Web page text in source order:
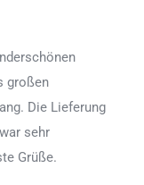
großen
Die Lieferung
sehr
Grüße.